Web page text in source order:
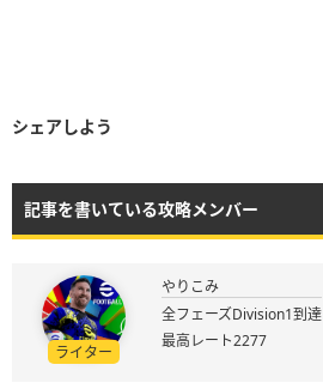
シェアしよう
記事を書いている攻略メンバー
ライター
やりこみ
全フェーズDivision1到達
最高レート2277